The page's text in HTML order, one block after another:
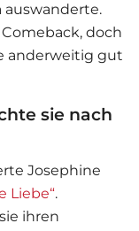
auswanderte.
doch
anderweitig gut
sie nach
Josephine
Liebe“.
ihren